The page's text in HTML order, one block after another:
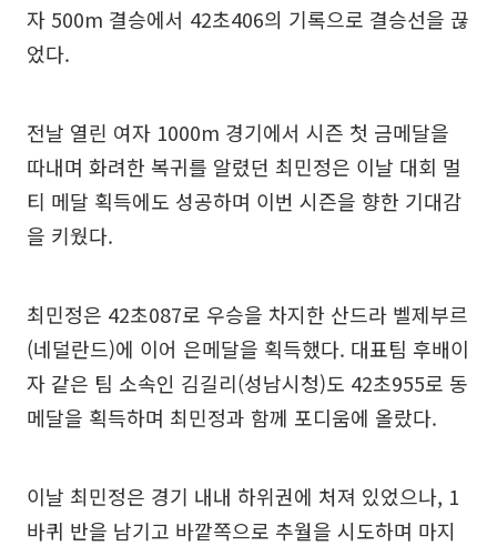
자 500m 결승에서 42초406의 기록으로 결승선을 끊
었다.
전날 열린 여자 1000m 경기에서 시즌 첫 금메달을
따내며 화려한 복귀를 알렸던 최민정은 이날 대회 멀
티 메달 획득에도 성공하며 이번 시즌을 향한 기대감
을 키웠다.
최민정은 42초087로 우승을 차지한 산드라 벨제부르
(네덜란드)에 이어 은메달을 획득했다. 대표팀 후배이
자 같은 팀 소속인 김길리(성남시청)도 42초955로 동
메달을 획득하며 최민정과 함께 포디움에 올랐다.
이날 최민정은 경기 내내 하위권에 처져 있었으나, 1
바퀴 반을 남기고 바깥쪽으로 추월을 시도하며 마지